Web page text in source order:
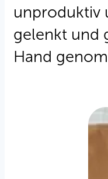
unproduktiv
gelenkt und
Hand